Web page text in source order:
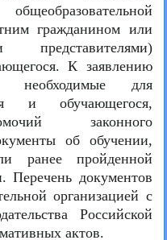
гражданином или
представителями)
К заявлению
необходимые для
и обучающегося,
законного
об обучении,
ранее пройденной
Перечень документов
организацией с
Российской
актов.